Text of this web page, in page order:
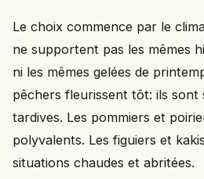
Le choix commence par le
ne supportent pas les mêmes
ni les mêmes gelées de
pêchers fleurissent tôt: ils sont
tardives. Les pommiers et
polyvalents. Les figuiers et
situations chaudes et abritées.